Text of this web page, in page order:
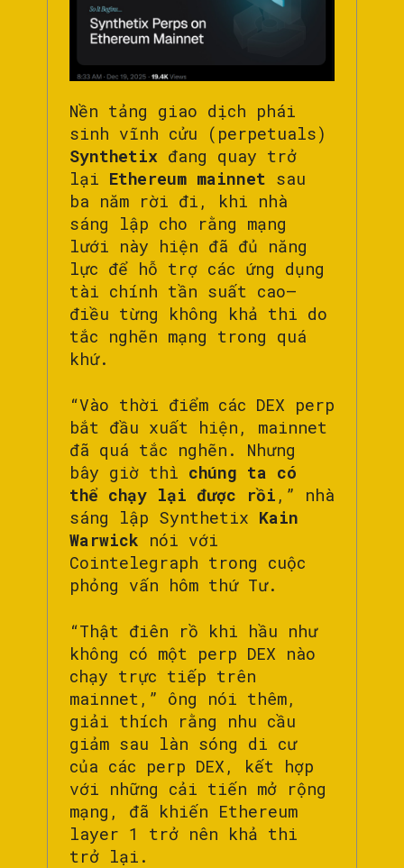
Nền tảng giao dịch phái
sinh vĩnh cửu (perpetuals)
Synthetix đang quay trở
lại Ethereum mainnet sau
ba năm rời đi, khi nhà
sáng lập cho rằng mạng
lưới này hiện đã đủ năng
lực để hỗ trợ các ứng dụng
tài chính tần suất cao—
điều từng không khả thi do
tắc nghẽn mạng trong quá
khứ.
“Vào thời điểm các DEX perp
bắt đầu xuất hiện, mainnet
đã quá tắc nghẽn. Nhưng
bây giờ thì chúng ta có
thể chạy lại được rồi ,” nhà
sáng lập Synthetix Kain
Warwick nói với
Cointelegraph trong cuộc
phỏng vấn hôm thứ Tư.
“Thật điên rồ khi hầu như
không có một perp DEX nào
chạy trực tiếp trên
mainnet,” ông nói thêm,
giải thích rằng nhu cầu
giảm sau làn sóng di cư
của các perp DEX, kết hợp
với những cải tiến mở rộng
mạng, đã khiến Ethereum
layer 1 trở nên khả thi
trở lại.